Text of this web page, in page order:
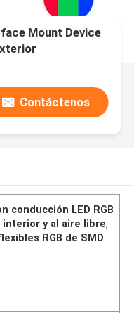
Mount Device
Contáctenos
conducción LED RGB
interior y al aire libre,
RGB de SMD